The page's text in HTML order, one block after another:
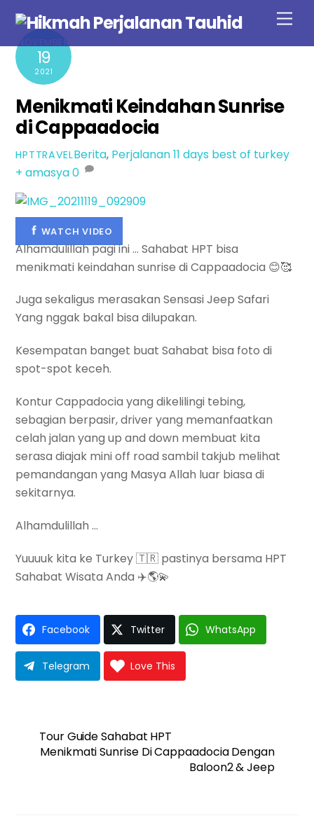
content
NOVEMBER
19
2021
Menikmati Keindahan Sunrise
di Cappaadocia
HPTTRAVELBerita, Perjalanan11 days best of turkey
+ amasya0
WATCH VIDEO
Alhamdulillah pagi ini … Sahabat HPT bisa
menikmati keindahan sunrise di Cappaadocia 😊🥰
Juga sekaligus merasakan Sensasi Jeep Safari
Yang nggak bakal bisa dilupakan.
Kesempatan banget buat Sahabat bisa foto di
spot-spot keceh.
Kontur Cappadocia yang dikelilingi tebing,
sebagian berpasir, driver yang memanfaatkan
celah jalan yang up and down membuat kita
serasa diajak mini off road sambil takjub melihat
pemandangan yang Masya Allah luar biasa di
sekitarnya.
Alhamdulillah …
Yuuuuk kita ke Turkey 🇹🇷 pastinya bersama HPT
Sahabat Wisata Anda ✈️🌎💫
Facebook Twitter WhatsApp
Telegram Love This
Tour Guide Sahabat HPT
Menikmati Sunrise Di Cappaadocia Dengan
Baloon2 & Jeep